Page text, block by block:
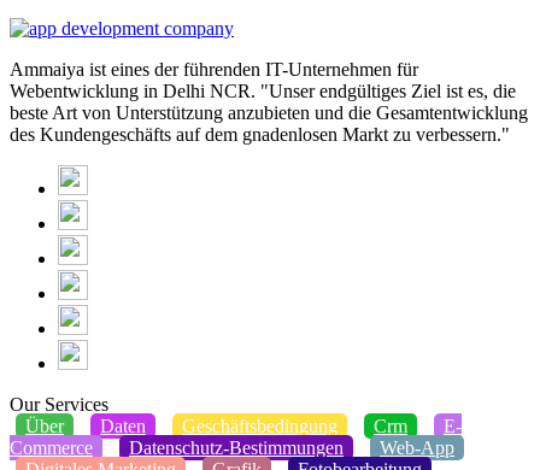
Ammaiya ist eines der führenden IT-Unternehmen für
Webentwicklung in Delhi NCR. "Unser endgültiges Ziel ist es, die
beste Art von Unterstützung anzubieten und die Gesamtentwicklung
des Kundengeschäfts auf dem gnadenlosen Markt zu verbessern."
Our Services
Über
Daten Geschäftsbedingung Crm
E-
Commerce
Datenschutz-Bestimmungen
Web-App